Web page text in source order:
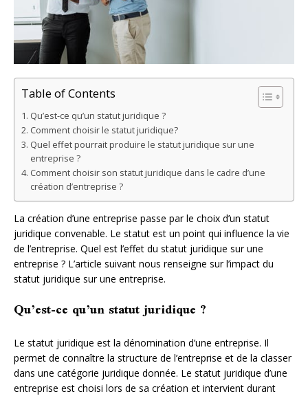
Table of Contents
Qu’est-ce qu’un statut juridique ?
Comment choisir le statut juridique?
Quel effet pourrait produire le statut juridique sur une
entreprise ?
Comment choisir son statut juridique dans le cadre d’une
création d’entreprise ?
La création d’une entreprise passe par le choix d’un statut
juridique convenable. Le statut est un point qui influence la vie
de l’entreprise. Quel est l’effet du statut juridique sur une
entreprise ? L’article suivant nous renseigne sur l’impact du
statut juridique sur une entreprise.
Qu’est-ce qu’un statut juridique ?
Le statut juridique est la dénomination d’une entreprise. Il
permet de connaître la structure de l’entreprise et de la classer
dans une catégorie juridique donnée. Le statut juridique d’une
entreprise est choisi lors de sa création et intervient durant